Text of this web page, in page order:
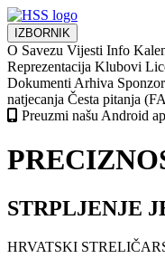
IZBORNIK
O Savezu Vijesti Info
Reprezentacija Klubovi
Dokumenti Arhiva
natjecanja Česta pitanja
Preuzmi našu Android
STRPLJENJE
HRVATSKI